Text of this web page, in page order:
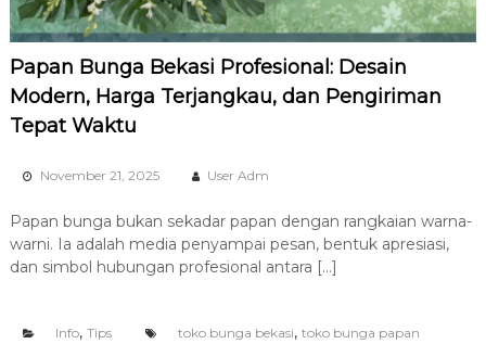
Papan Bunga Bekasi Profesional: Desain
Modern, Harga Terjangkau, dan Pengiriman
Tepat Waktu
November 21, 2025 User Adm
Papan bunga bukan sekadar papan dengan rangkaian warna-
warni. Ia adalah media penyampai pesan, bentuk apresiasi,
dan simbol hubungan profesional antara […]
Info, Tips toko bunga bekasi, toko bunga papan